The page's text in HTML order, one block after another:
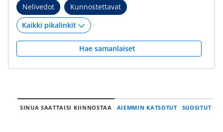
Nelivedot
Kunnostettavat
Hae samanlaiset
SINUA SAATTAISI KIINNOSTAA AIEMMIN KATSOTUT SUOSITUT